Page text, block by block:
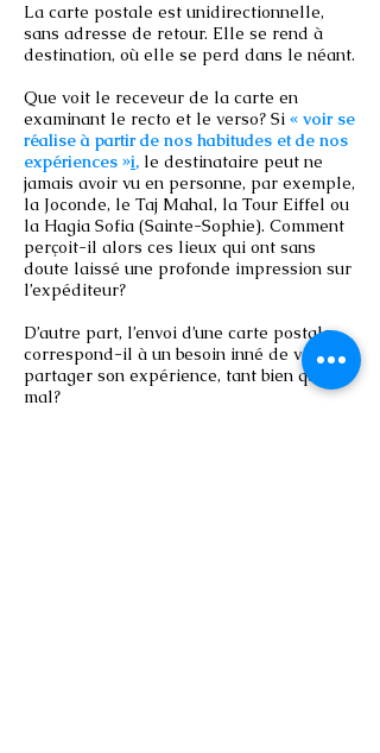
La carte postale est unidirectionnelle,
sans adresse de retour. Elle se rend à
destination, où elle se perd dans le néant.
Que voit le receveur de la carte en
examinant le recto et le verso? Si « voir se
réalise à partir de nos habitudes et de nos
expériences »i, le destinataire peut ne
jamais avoir vu en personne, par exemple,
la Joconde, le Taj Mahal, la Tour Eiffel ou
la Hagia Sofia (Sainte-Sophie). Comment
perçoit-il alors ces lieux qui ont sans
doute laissé une profonde impression sur
l’expéditeur?
D’autre part, l’envoi d’une carte postale
correspond-il à un besoin inné de vouloir
partager son expérience, tant bien que
mal?